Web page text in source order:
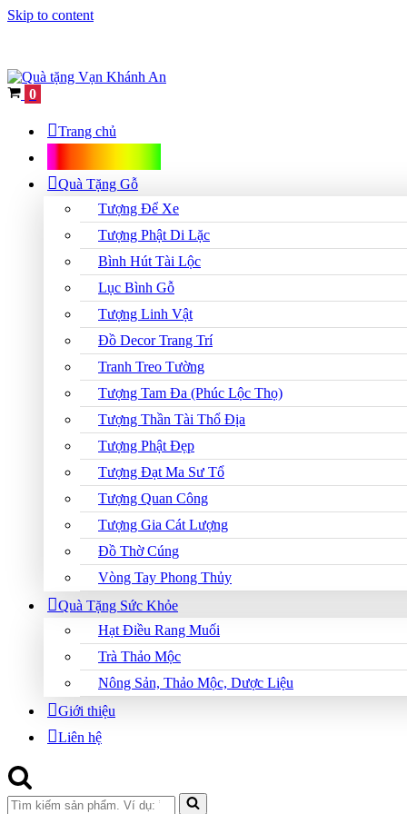
Skip to content
Cart
0
Trang chủ
Quà Tặng Gỗ
Tượng Để Xe
Tượng Phật Di Lặc
Bình Hút Tài Lộc
Lục Bình Gỗ
Tượng Linh Vật
Đồ Decor Trang Trí
Tranh Treo Tường
Tượng Tam Đa (Phúc Lộc Thọ)
Tượng Thần Tài Thổ Địa
Tượng Phật Đẹp
Tượng Đạt Ma Sư Tổ
Tượng Quan Công
Tượng Gia Cát Lượng
Đồ Thờ Cúng
Vòng Tay Phong Thủy
Quà Tặng Sức Khỏe
Hạt Điều Rang Muối
Trà Thảo Mộc
Nông Sản, Thảo Mộc, Dược Liệu
Giới thiệu
Liên hệ
Search